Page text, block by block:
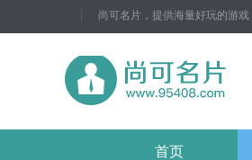
尚可名片，提供海量好玩的游戏
首页